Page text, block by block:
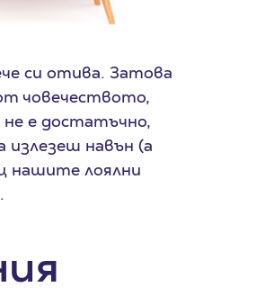
си отива. Затова
човечеството,
е достатъчно,
навън (а
нашите лоялни